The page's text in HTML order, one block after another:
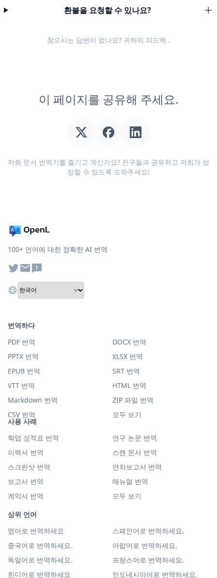
환불을 요청할 수 있나요?
찾으시는 답변이 없나요? 귀하의 피드백 .
이 페이지를 공유해 주세요.
저희 문서 번역기를 즐기고 계신가요? 친구들과 공유하고 저희가 성
장할 수 있도록 도와주세요!
100+ 언어에 대한 정확한 AI 번역
사용 사례
학업 성적표 번역
연구 논문 번역
이력서 번역
스캔 문서 번역
스크린샷 번역
연차보고서 번역
보고서 번역
매뉴얼 번역
계약서 번역
모두 보기
상위 언어
영어로 번역하세요
스페인어로 번역하세요.
중국어로 번역하세요.
아랍어로 번역하세요.
독일어로 번역하세요.
프랑스어로 번역하세요.
힌디어로 번역하세요
인도네시아어로 번역하세요.
번역하다
PDF 번역
DOCX 번역
PPTX 번역
XLSX 번역
EPUB 번역
SRT 번역
VTT 번역
HTML 번역
Markdown 번역
ZIP 파일 번역
CSV 번역
모두 보기